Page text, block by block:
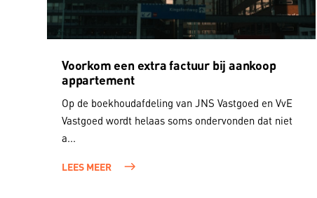
Voorkom een extra factuur bij aankoop
appartement
Op de boekhoudafdeling van JNS Vastgoed en VvE
Vastgoed wordt helaas soms ondervonden dat niet
a...
LEES MEER